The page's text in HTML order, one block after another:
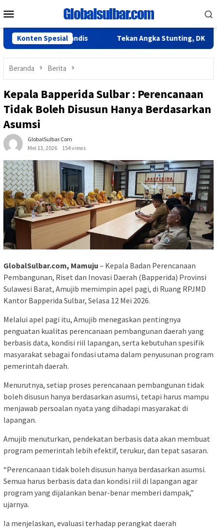
ke
Mobile
Konten Spesial
Cek Randis Tekan Angka Stunting, DKPPKB Sulbar
Beranda Berita
Kepala Bapperida Sulbar : Perencanaan
Tidak Boleh Disusun Hanya Berdasarkan
Asumsi
GlobalSulbar.com
Mei 13, 2026
154 views
GlobalSulbar.com, Mamuju – Kepala Badan Perencanaan
Pembangunan, Riset dan Inovasi Daerah (Bapperida) Provinsi
Sulawesi Barat, Amujib memimpin apel pagi, di Ruang RPJMD
Kantor Bapperida Sulbar, Selasa 12 Mei 2026.
Melalui apel pagi itu, Amujib menegaskan pentingnya
penguatan kualitas perencanaan pembangunan daerah yang
berbasis data, kondisi riil lapangan, serta kebutuhan spesifik
masyarakat sebagai fondasi utama dalam penyusunan program
pemerintah daerah.
Menurutnya, setiap proses perencanaan pembangunan tidak
boleh disusun hanya berdasarkan asumsi, tetapi harus mampu
menjawab persoalan nyata yang dihadapi masyarakat di
lapangan.
Amujib menuturkan, pendekatan berbasis data akan membuat
program pemerintah lebih efektif, terukur, dan tepat sasaran.
“Perencanaan tidak boleh disusun hanya berdasarkan asumsi.
Semua harus berbasis data dan kondisi riil di lapangan agar
program yang dijalankan benar-benar memberi dampak,”
ujarnya.
Ia menjelaskan, evaluasi terhadap perangkat daerah